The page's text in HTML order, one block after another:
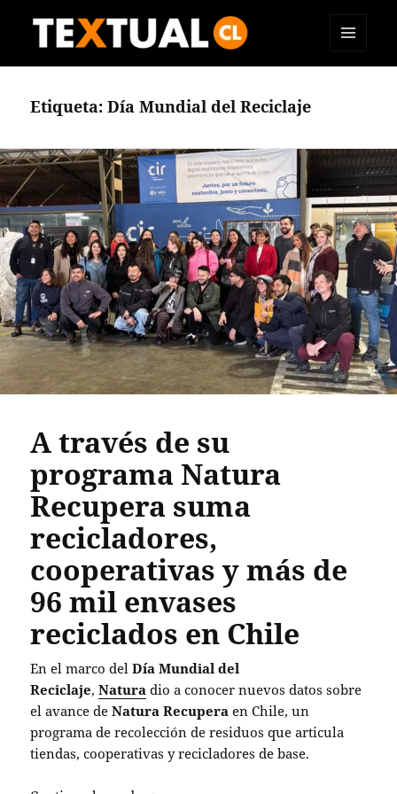
Etiqueta:Día Mundial del Reciclaje
A través de su
programa Natura
Recupera suma
recicladores,
cooperativas y más de
96 mil envases
reciclados en Chile
En el marco delDía Mundial del
Reciclaje,Natura dio a conocer nuevos datos sobre
el avance deNatura Recupera en Chile, un
programa de recolección de residuos que articula
tiendas, cooperativas y recicladores de base.